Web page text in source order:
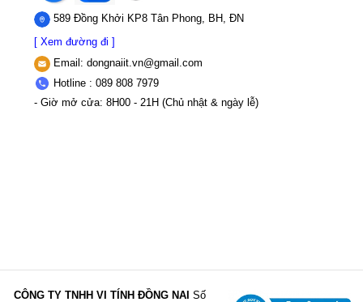
589 Đồng Khởi KP8 Tân Phong, BH, ĐN
[ Xem đường đi ]
Email: dongnaiit.vn@gmail.com
Hotline : 089 808 7979
- Giờ mở cửa: 8H00 - 21H (Chủ nhật & ngày lễ)
CÔNG TY TNHH VI TÍNH ĐỒNG NAI Số